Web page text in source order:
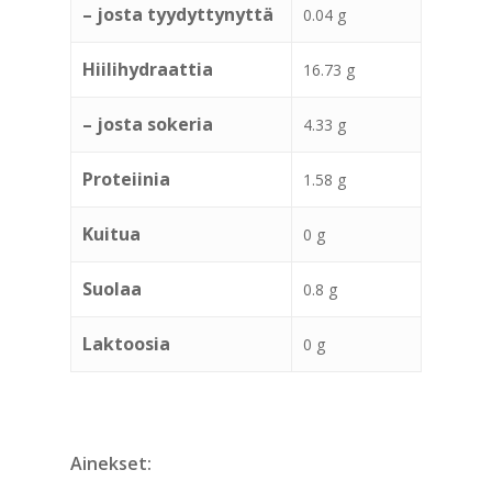
– josta tyydyttynyttä 0.04 g
Hiilihydraattia 16.73 g
– josta sokeria 4.33 g
Proteiinia 1.58 g
Kuitua 0 g
Suolaa 0.8 g
Laktoosia 0 g
Ainekset: